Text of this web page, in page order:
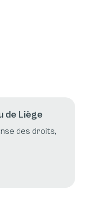
de Liège
des droits,